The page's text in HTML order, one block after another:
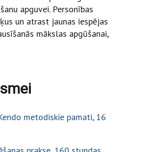
apguvei. Personības
un atrast jaunas iespējas
mākslas apgūšanai,
metodiskie pamati, 16